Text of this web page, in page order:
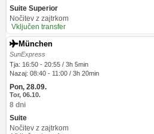
Suite Superior
Nočitev z zajtrkom
Vključen transfer
München
SunExpress
Tja: 16:50 - 20:55 / 3h 5min
Nazaj: 08:40 - 11:00 / 3h 20min
Pon, 28.09.
Tor, 06.10.
8 dni
Suite
Nočitev z zajtrkom